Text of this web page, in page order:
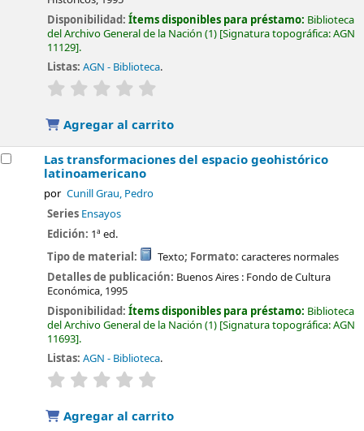
Disponibilidad:Ítems disponibles para préstamo: Biblioteca
del Archivo General de la Nación (1) Signatura topográfica:AGN
11129 .
Listas: AGN - Biblioteca.
valoración
Agregar al carrito
Las transformaciones del espacio geohistórico
latinoamericano
por Cunill Grau, Pedro
Series Ensayos
Edición: 1ª ed.
Tipo de material:
Texto; Formato: caracteres normales
Detalles de publicación: Buenos Aires : Fondo de Cultura
Económica, 1995
Disponibilidad:Ítems disponibles para préstamo: Biblioteca
del Archivo General de la Nación (1) Signatura topográfica:AGN
11693 .
Listas: AGN - Biblioteca.
valoración
Agregar al carrito